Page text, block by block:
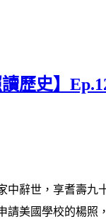
讀歷史】
中辭世，享耆壽
請美國學校的楊